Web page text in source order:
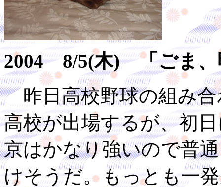
2004 8/5(木) 「ごま、
昨日高校野球の組み合
高校が出場するが、初
京はかなり強いので普
けそうだ。もっとも一